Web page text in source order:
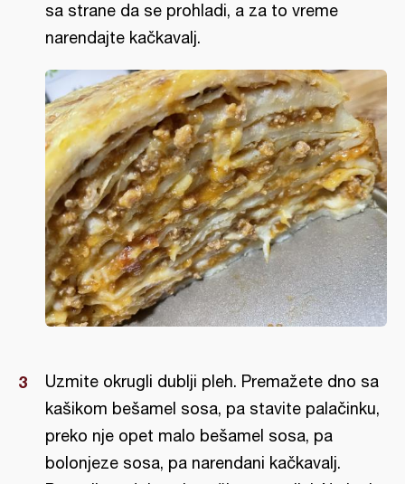
sa strane da se prohladi, a za to vreme
narendajte kačkavalj.
Uzmite okrugli dublji pleh. Premažete dno sa
kašikom bešamel sosa, pa stavite palačinku,
preko nje opet malo bešamel sosa, pa
bolonjeze sosa, pa narendani kačkavalj.